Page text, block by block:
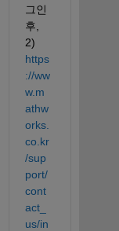
그인
후,
2)
https
://ww
w.m
athw
orks.
co.kr
/sup
port/
cont
act_
us/in